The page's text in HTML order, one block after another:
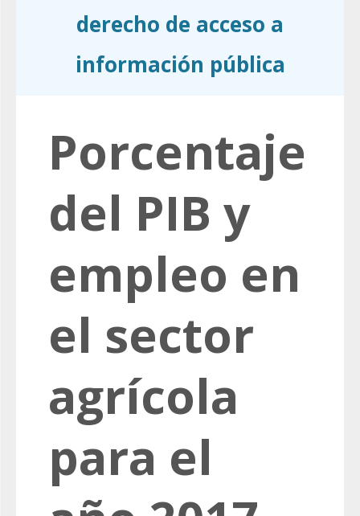
derecho de acceso a
información pública
Porcentaje
del PIB y
empleo en
el sector
agrícola
para el